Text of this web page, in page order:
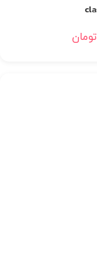
تومان